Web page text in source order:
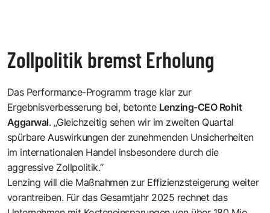
Zollpolitik bremst Erholung
Das Performance-Programm trage klar zur
Ergebnisverbesserung bei, betonte Lenzing-CEO Rohit
Aggarwal. „Gleichzeitig sehen wir im zweiten Quartal
spürbare Auswirkungen der zunehmenden Unsicherheiten
im internationalen Handel insbesondere durch die
aggressive Zollpolitik.“
Lenzing will die Maßnahmen zur Effizienzsteigerung weiter
vorantreiben. Für das Gesamtjahr 2025 rechnet das